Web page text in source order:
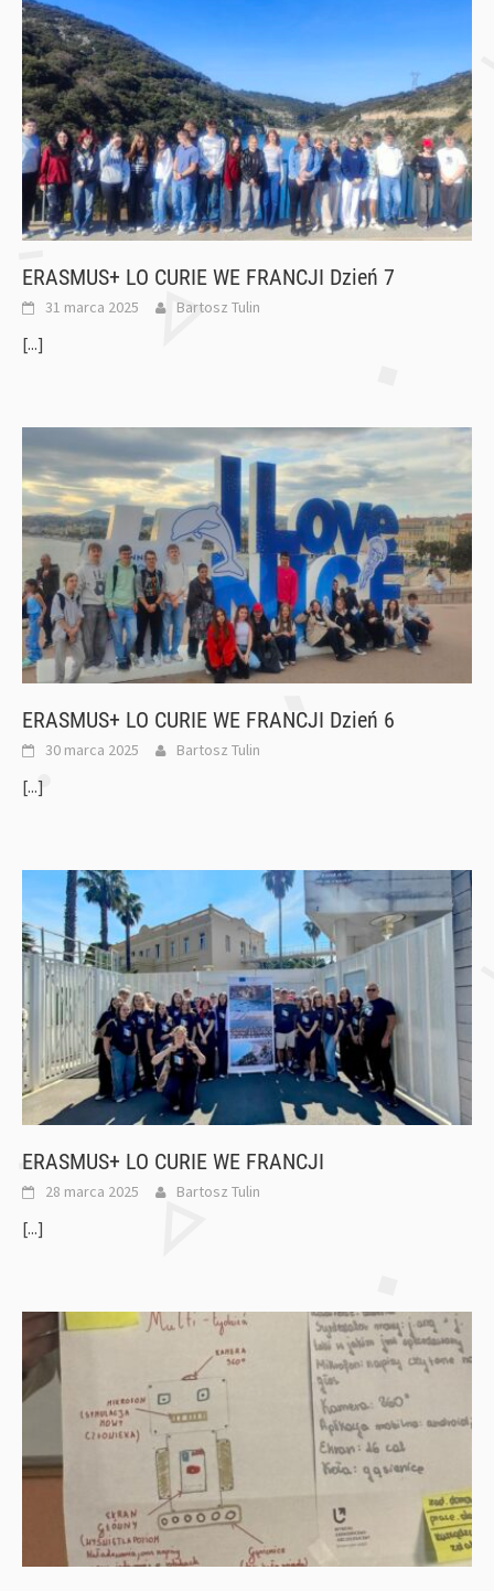
ERASMUS+ LO CURIE WE FRANCJI Dzień 7
31 marca 2025 Bartosz Tulin
[...]
ERASMUS+ LO CURIE WE FRANCJI Dzień 6
30 marca 2025 Bartosz Tulin
[...]
ERASMUS+ LO CURIE WE FRANCJI
28 marca 2025 Bartosz Tulin
[...]